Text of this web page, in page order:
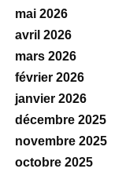
mai 2026
avril 2026
mars 2026
février 2026
janvier 2026
décembre 2025
novembre 2025
octobre 2025